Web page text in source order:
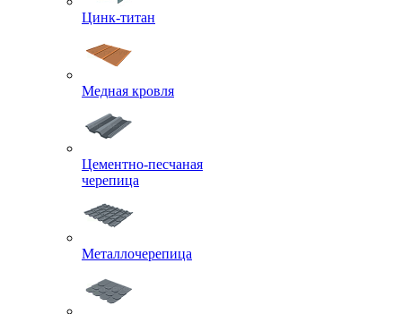
Цинк-титан
Медная кровля
Цементно-песчаная
черепица
Металлочерепица